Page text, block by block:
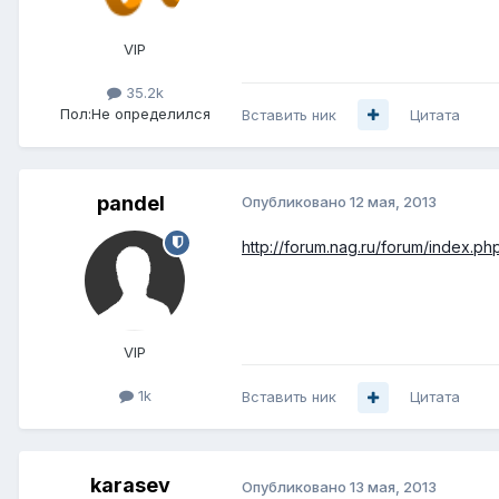
VIP
35.2k
Пол:Не определился Вставить ник Цитата
pandel
VIP
1k
Опубликовано 12 мая, 2013
http://forum.nag.ru/forum/
Вставить ник Цитата
karasev Опубликовано 13 мая, 2013